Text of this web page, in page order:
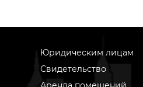
Юридическим лицам
Свидетельство